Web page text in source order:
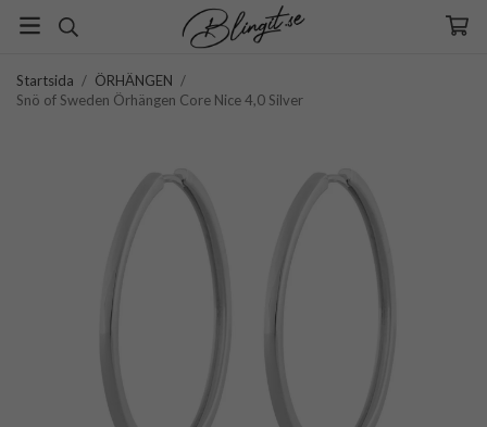
Startsida / ÖRHÄNGEN /
Snö of Sweden Örhängen Core Nice 4,0 Silver